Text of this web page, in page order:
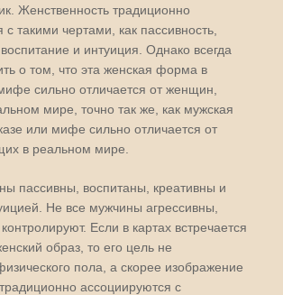
Женственность традиционно
с такими чертами, как пассивность,
и интуиция. Однако всегда
о том, что эта женская форма в
сильно отличается от женщин,
мире, точно так же, как мужская
или мифе сильно отличается от
в реальном мире.
пассивны, воспитаны, креативны и
Не все мужчины агрессивны,
Если в картах встречается
образ, то его цель не
пола, а скорее изображение
ассоциируются с